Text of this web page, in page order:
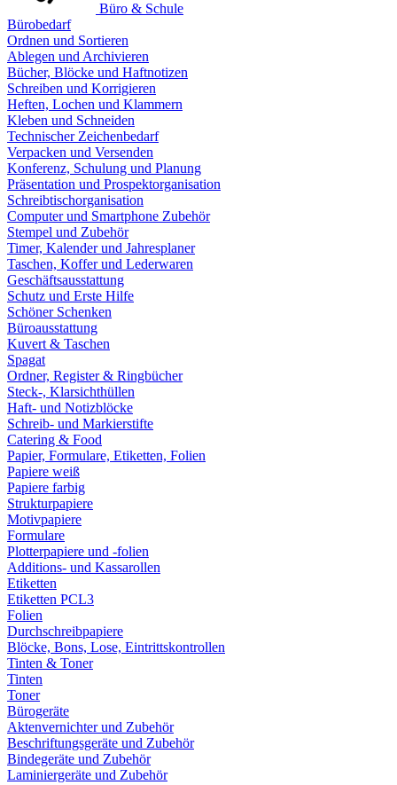
Büro & Schule
Bürobedarf
Ordnen und Sortieren
Ablegen und Archivieren
Bücher, Blöcke und Haftnotizen
Schreiben und Korrigieren
Heften, Lochen und Klammern
Kleben und Schneiden
Technischer Zeichenbedarf
Verpacken und Versenden
Konferenz, Schulung und Planung
Präsentation und Prospektorganisation
Schreibtischorganisation
Computer und Smartphone Zubehör
Stempel und Zubehör
Timer, Kalender und Jahresplaner
Taschen, Koffer und Lederwaren
Geschäftsausstattung
Schutz und Erste Hilfe
Schöner Schenken
Büroausstattung
Kuvert & Taschen
Spagat
Ordner, Register & Ringbücher
Steck-, Klarsichthüllen
Haft- und Notizblöcke
Schreib- und Markierstifte
Catering & Food
Papier, Formulare, Etiketten, Folien
Papiere weiß
Papiere farbig
Strukturpapiere
Motivpapiere
Formulare
Plotterpapiere und -folien
Additions- und Kassarollen
Etiketten
Etiketten PCL3
Folien
Durchschreibpapiere
Blöcke, Bons, Lose, Eintrittskontrollen
Tinten & Toner
Tinten
Toner
Bürogeräte
Aktenvernichter und Zubehör
Beschriftungsgeräte und Zubehör
Bindegeräte und Zubehör
Laminiergeräte und Zubehör